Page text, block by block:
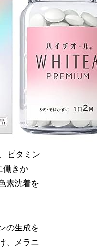
ビタミン
働きか
素沈着を
の生成を
、メラニ